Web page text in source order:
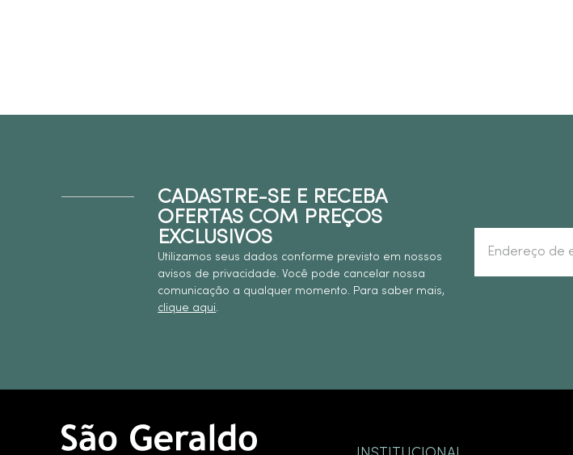
CADASTRE-SE E RECEBA
OFERTAS COM PREÇOS
EXCLUSIVOS
Utilizamos seus dados conforme previsto em nossos
avisos de privacidade. Você pode cancelar nossa
comunicação a qualquer momento. Para saber mais,
clique aqui